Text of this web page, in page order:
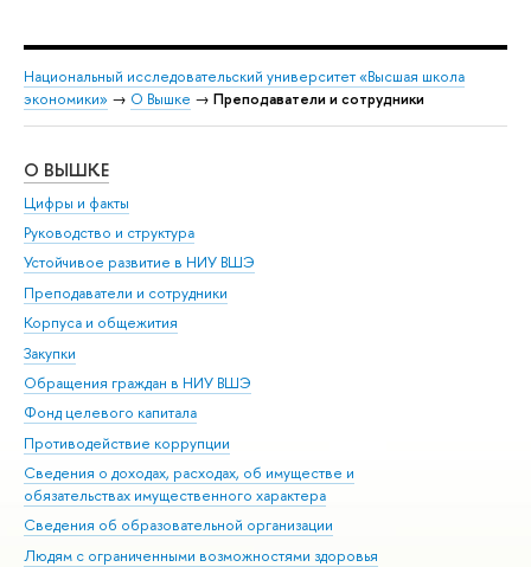
Национальный исследовательский университет «Высшая школа
экономики» → О Вышке → Преподаватели и сотрудники
О ВЫШКЕ
Цифры и факты
Руководство и структура
Устойчивое развитие в НИУ ВШЭ
Преподаватели и сотрудники
Корпуса и общежития
Закупки
Обращения граждан в НИУ ВШЭ
Фонд целевого капитала
Противодействие коррупции
Сведения о доходах, расходах, об имуществе и
обязательствах имущественного характера
Сведения об образовательной организации
Людям с ограниченными возможностями здоровья